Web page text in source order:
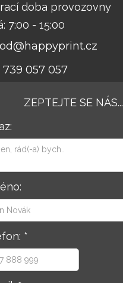
doba provozovny
7:00 - 15:00
739 057 057
ZEPTEJTE SE NÁS...
*